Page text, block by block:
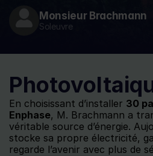
Monsieur Brachmann
Soleuvre
En choisissant d’installer 30
Enphase, M. Brachmann a
véritable source d’énergie.
stocke sa propre électricité,
regarde l’avenir avec plus de